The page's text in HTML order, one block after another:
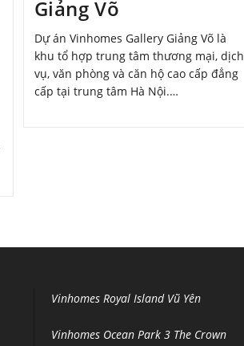
Giảng Võ
Dự án Vinhomes Gallery Giảng Võ là
khu tổ hợp trung tâm thương mại, dịch
vụ, văn phòng và căn hộ cao cấp đẳng
cấp tại trung tâm Hà Nội.…
Vinhomes Royal Island Vũ Yên
Vinhomes Ocean Park 3 The Crown